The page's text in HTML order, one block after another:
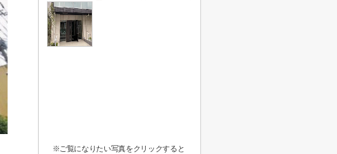
※ご覧になりたい写真をクリックすると